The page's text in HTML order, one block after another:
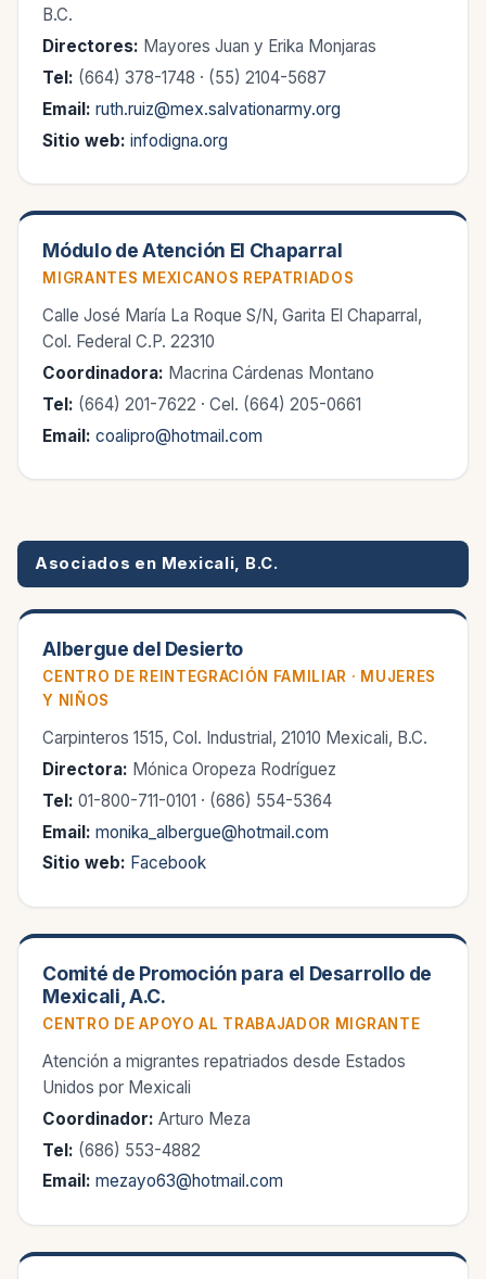
B.C.
Directores: Mayores Juan y Erika Monjaras
Tel: (664) 378-1748 · (55) 2104-5687
Email: ruth.ruiz@mex.salvationarmy.org
Sitio web: infodigna.org
Módulo de Atención El Chaparral
MIGRANTES MEXICANOS REPATRIADOS
Calle José María La Roque S/N, Garita El Chaparral,
Col. Federal C.P. 22310
Coordinadora: Macrina Cárdenas Montano
Tel: (664) 201-7622 · Cel. (664) 205-0661
Email: coalipro@hotmail.com
Asociados en Mexicali, B.C.
Albergue del Desierto
CENTRO DE REINTEGRACIÓN FAMILIAR · MUJERES
Y NIÑOS
Carpinteros 1515, Col. Industrial, 21010 Mexicali, B.C.
Directora: Mónica Oropeza Rodríguez
Tel: 01-800-711-0101 · (686) 554-5364
Email: monika_albergue@hotmail.com
Sitio web: Facebook
Comité de Promoción para el Desarrollo de
Mexicali, A.C.
CENTRO DE APOYO AL TRABAJADOR MIGRANTE
Atención a migrantes repatriados desde Estados
Unidos por Mexicali
Coordinador: Arturo Meza
Tel: (686) 553-4882
Email: mezayo63@hotmail.com